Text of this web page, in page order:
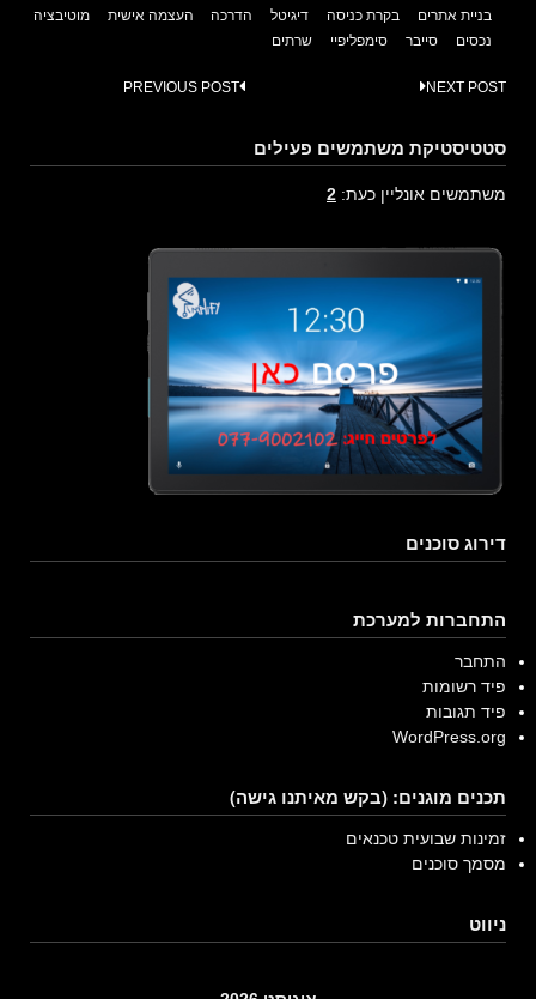
בניית אתרים
בקרת כניסה דיגיטל הדרכה העצמה אישית
מוטיבציה
נכסים
סייבר סימפליפיי שרתים
Post
PREVIOUS POST NEXT POST
סטטיסטיקת משתמשים פעילים
משתמשים אונליין כעת: 2
דירוג סוכנים
התחברות למערכת
התחבר
פיד רשומות
פיד תגובות
WordPress.org
תכנים מוגנים: (בקש מאיתנו גישה)
זמינות שבועית טכנאים
מסמך סוכנים
ניווט